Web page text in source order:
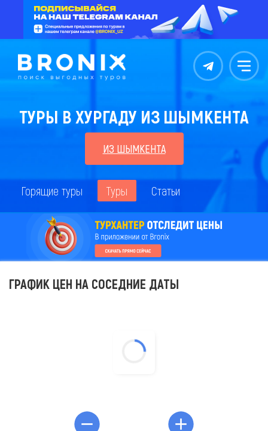
Контакты Меню
ТУРЫ В ХУРГАДУ ИЗ ШЫМКЕНТА
ИЗ ШЫМКЕНТА
Горящие туры Туры Статьи
ГРАФИК ЦЕН НА СОСЕДНИЕ ДАТЫ